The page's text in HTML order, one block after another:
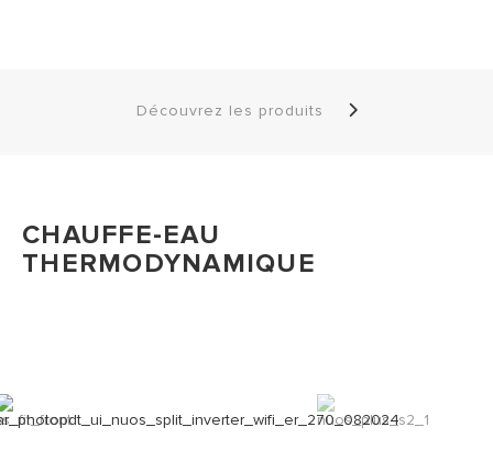
Découvrez les produits
CHAUFFE-EAU
THERMODYNAMIQUE